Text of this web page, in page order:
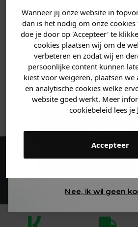
Wanneer jij onze website in
dan is het nodig om onze cookies
doe je door op 'Accepteer' te
cookies plaatsen wij om de
verbeteren en zodat wij en
persoonlijke content kunnen
kiest voor weigeren, plaatsen
en analytische cookies welke
website goed werkt. Meer
cookiebeleid lees je
Accepteer
PRODUCTINFORMATIE
REVIEWS (2)
MATERIAAL &
ANDERE BESTELDEN OOK
korting op je eerste
Vertel ons waar
zoek bent en
jouwkorting.
Heren kleding
Dames
Kids kleding
Nee, ik wil geen